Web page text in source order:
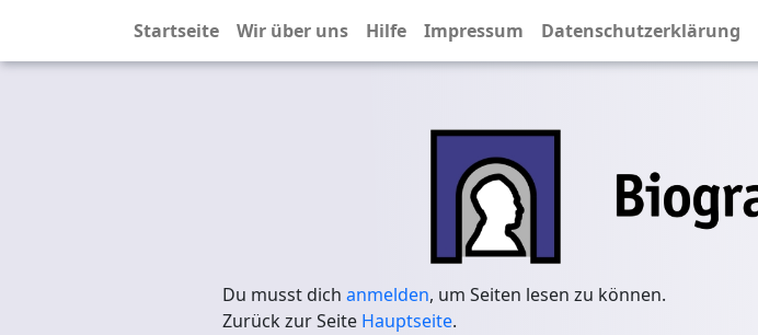
Startseite Wir über uns Hilfe Impressum Datenschutzerklärung
Du musst dich anmelden, um Seiten lesen zu können.
Zurück zur Seite Hauptseite.